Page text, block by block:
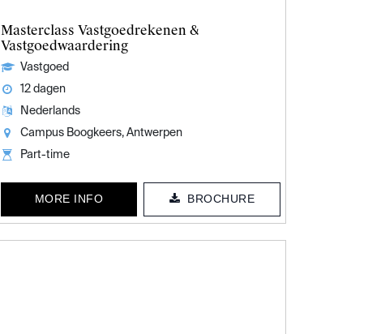
Masterclass Vastgoedrekenen &
Vastgoedwaardering
Vastgoed
12 dagen
Nederlands
Campus Boogkeers, Antwerpen
Part-time
MORE INFO BROCHURE